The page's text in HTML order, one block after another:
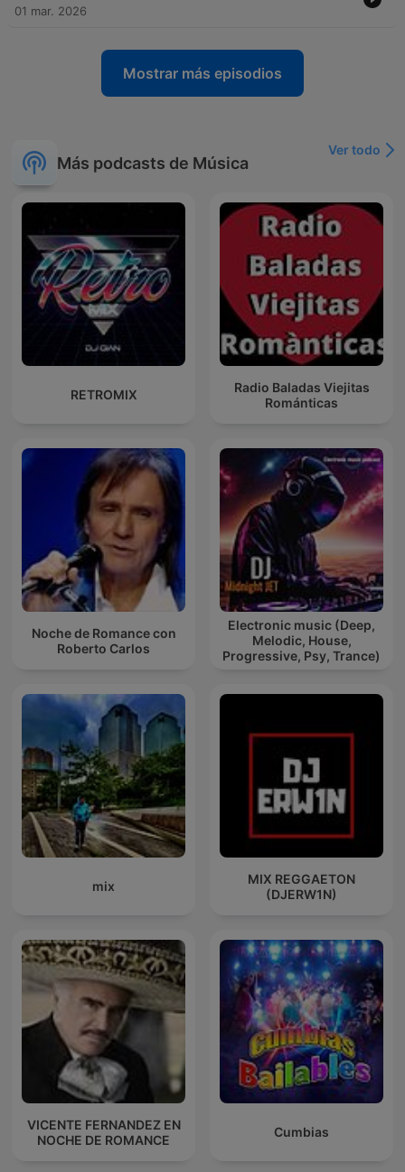
01 mar. 2026
Mostrar más episodios
Más podcasts de Música
Ver todo
RETROMIX
Radio Baladas Viejitas
Románticas
Noche de Romance con
Roberto Carlos
Electronic music (Deep,
Melodic, House,
Progressive, Psy, Trance)
mix
MIX REGGAETON
(DJERW1N)
VICENTE FERNANDEZ EN
NOCHE DE ROMANCE
Cumbias